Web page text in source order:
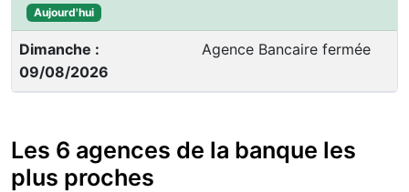
Aujourd'hui
Dimanche :
09/08/2026
Agence Bancaire fermée
Les 6 agences de la banque les
plus proches